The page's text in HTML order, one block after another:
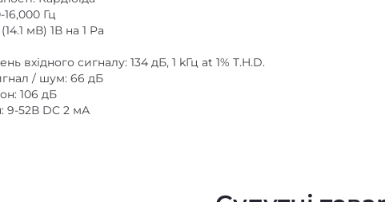
16,000 Гц
мВ) 1В на 1 Pa
вхідного сигналу: 134 дБ, 1 kГц at 1% T.H.D.
/ шум: 66 дБ
106 дБ
9-52В DC 2 мА